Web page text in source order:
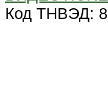
Код ТНВЭД: